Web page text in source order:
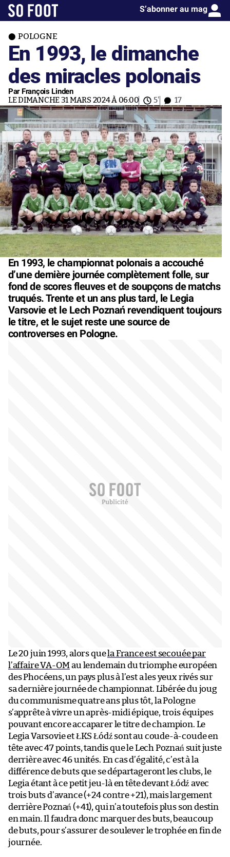
S’abonner au mag
POLOGNE
En 1993, le dimanche
des miracles polonais
Par François Linden
LE DIMANCHE 31 MARS 2024 À 06:00 5' 17
En 1993, le championnat polonais a accouché
d’une dernière journée complètement folle, sur
fond de scores fleuves et de soupçons de matchs
truqués. Trente et un ans plus tard, le Legia
Varsovie et le Lech Poznań revendiquent toujours
le titre, et le sujet reste une source de
controverses en Pologne.
Le 20 juin 1993, alors quela France est secouée par
l’affaire VA-OMau lendemain du triomphe européen
des Phocéens, un pays plus à l’est a les yeux rivés sur
sa dernière journée de championnat. Libérée du joug
du communisme quatre ans plus tôt, la Pologne
s’apprête à vivre un après-midi épique, trois équipes
pouvant encore accaparer le titre de champion. Le
Legia Varsovie et ŁKS Łódź sont au coude-à-coude en
tête avec 47 points, tandis que le Lech Poznań suit juste
derrière avec 46 unités. En cas d’égalité, c’est à la
différence de buts que se départageront les clubs, le
Legia étant à ce petit jeu-là en tête devant Łódź avec
trois buts d’avance (+24 contre +21), mais largement
derrière Poznań (+41), qui n’a toutefois plus son destin
en main. Il faudra donc marquer des buts, beaucoup
de buts, pour s’assurer de soulever le trophée en fin de
journée.